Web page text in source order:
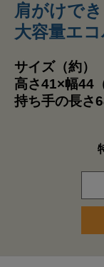
肩がけで
大容量エ
サイズ（約）
高さ41×幅44
持ち手の長さ